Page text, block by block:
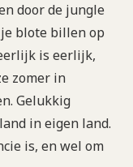
door de jungle
blote billen op
is eerlijk,
zomer in
Gelukkig
in eigen land.
is, en wel om